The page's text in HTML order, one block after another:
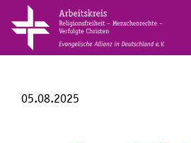
05.08.2025